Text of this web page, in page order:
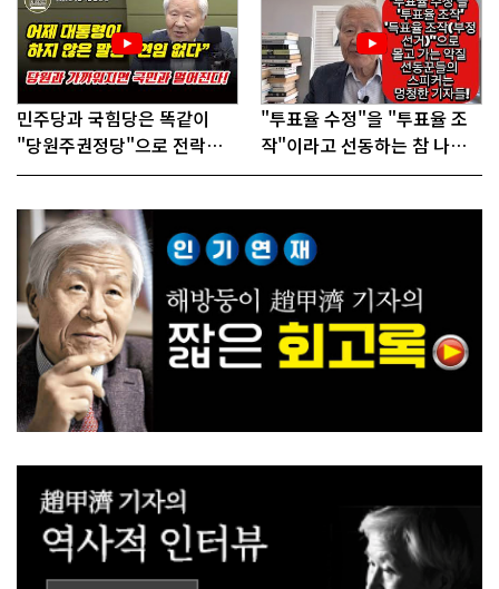
민주당과 국힘당은 똑같이
"당원주권정당"으로 전락했
다!
"투표율 수정"을 "투표율 조
작"이라고 선동하는 참 나쁜
사람들!